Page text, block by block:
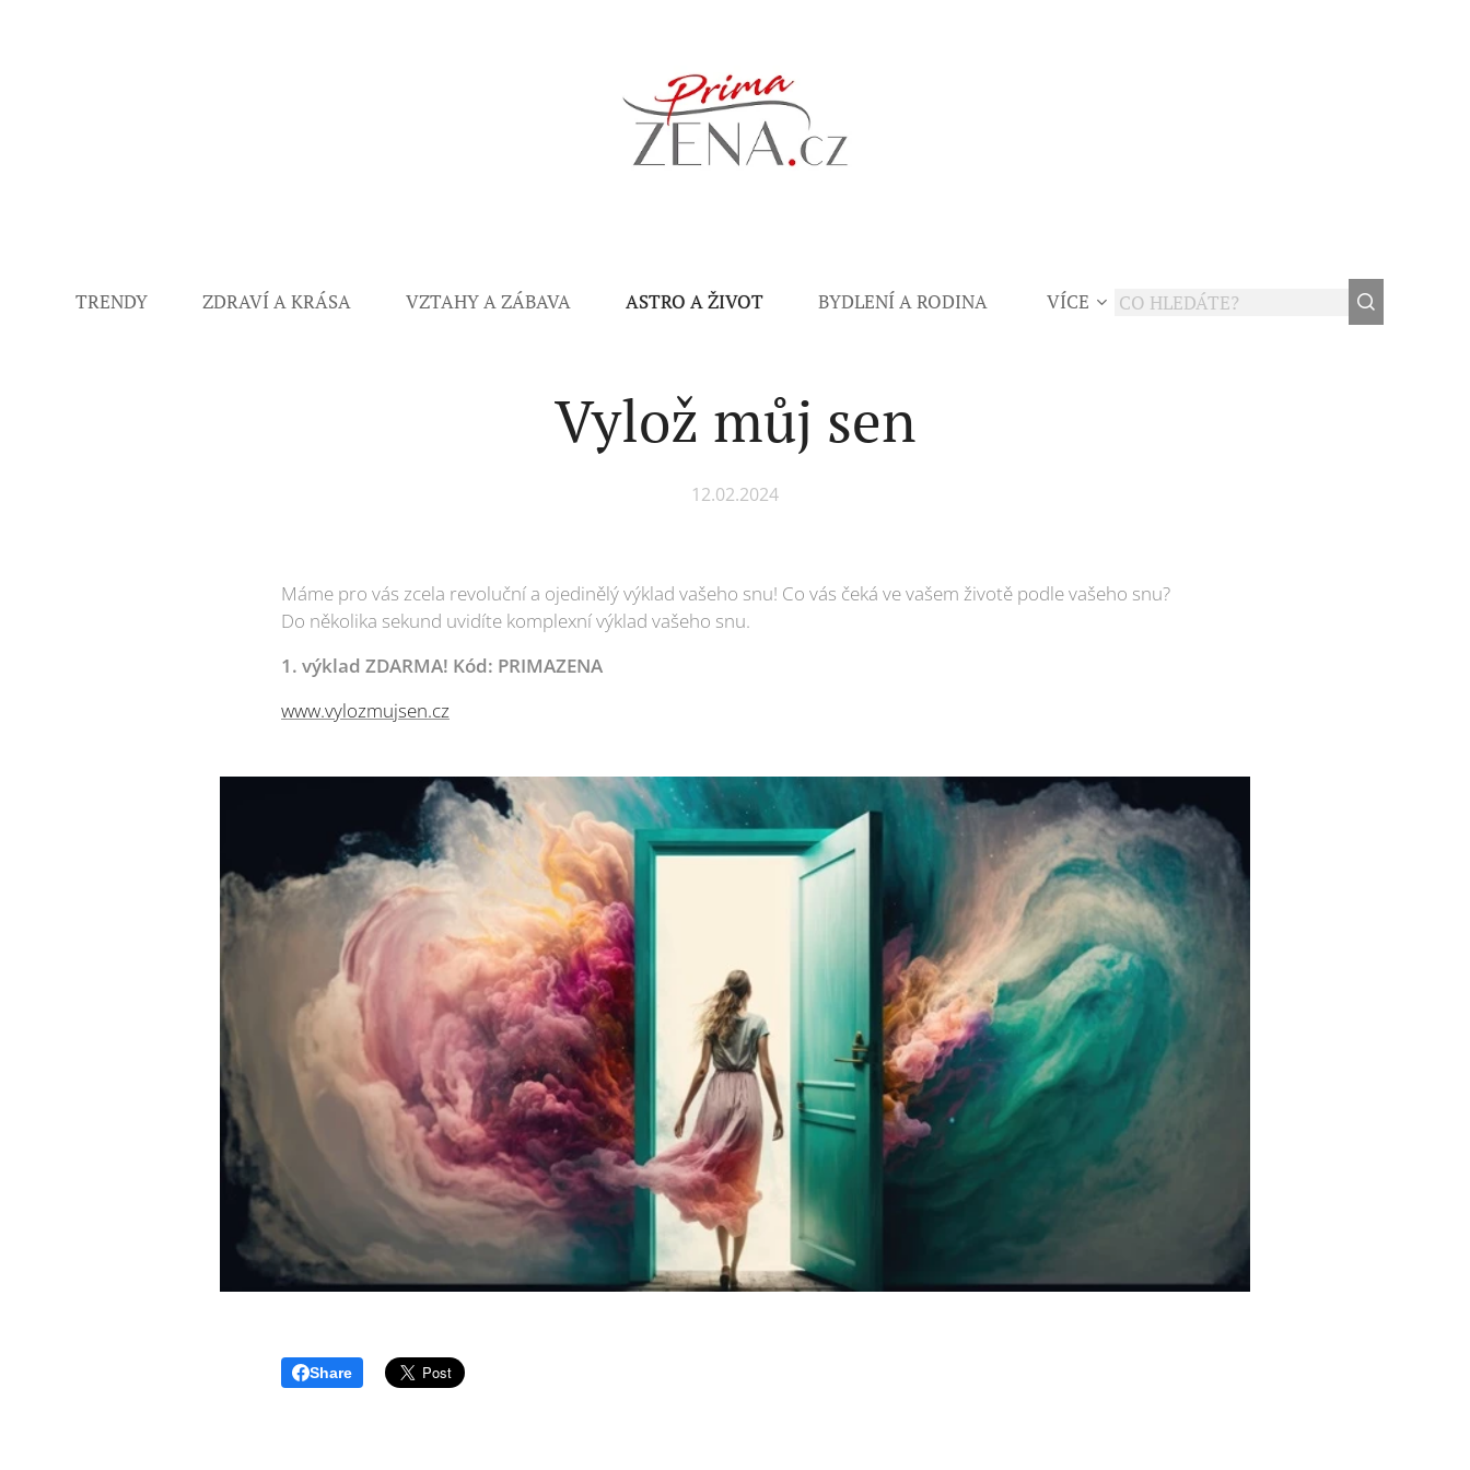
TRENDY ZDRAVÍ A KRÁSA VZTAHY A ZÁBAVA ASTRO A ŽIVOT BYDLENÍ A RODINA VÍCE
Vylož můj sen
12.02.2024
Máme pro vás zcela revoluční a ojedinělý výklad vašeho snu! Co vás čeká ve vašem životě podle vašeho snu?
Do několika sekund uvidíte komplexní výklad vašeho snu.
1. výklad ZDARMA! Kód: PRIMAZENA
www.vylozmujsen.cz
Share